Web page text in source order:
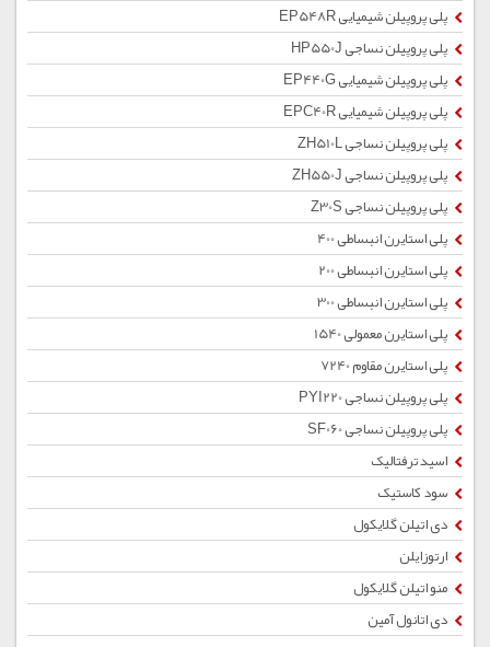
پلی پروپیلن شیمیایی EP548R
پلی پروپیلن نساجی HP550J
پلی پروپیلن شیمیایی EP440G
پلی پروپیلن شیمیایی EPC40R
پلی پروپیلن نساجی ZH510L
پلی پروپیلن نساجی ZH550J
پلی پروپیلن نساجی Z30S
پلی استایرن انبساطی 400
پلی استایرن انبساطی 200
پلی استایرن انبساطی 300
پلی استایرن معمولی 1540
پلی استایرن مقاوم 7240
پلی پروپیلن نساجی PYI220
پلی پروپیلن نساجی SF060
اسید ترفتالیک
سود کاستیک
دی اتیلن گلایکول
ارتوزایلن
منو اتیلن گلایکول
دی اتانول آمین